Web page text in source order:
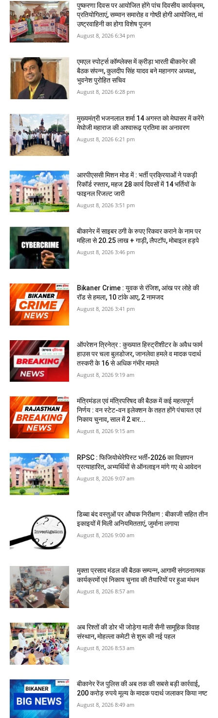
पुष्करणा दिवस पर आयोजित होंगे पांच दिवसीय कार्यक्रम,
प्रतियोगिताएं, सम्मान समारोह व गोष्ठी होगी आयोजित, मां
उष्‍ट्रवाहिनी का होगा विशेष पूजन
August 8, 2026 6:34 pm
एमएल स्पोर्ट्स कॉम्प्लेक्स में क्रीड़ा भारती बीकानेर की
बैठक संपन्न, कुलदीप सिंह यादव बने महानगर अध्यक्ष,
भुवनेश पुरोहित सचिव
August 8, 2026 6:28 pm
मुख्यमंत्री भजनलाल शर्मा 14 अगस्त को मेघासर में करेंगे
मेघोजी महाराज की अश्वारूढ़ प्रतिमा का अनावरण
August 8, 2026 6:21 pm
आरपीएससी मिशन मोड में : भर्ती प्रक्रियाओं ने पकड़ी
रिकॉर्ड रफ्तार, महज 28 कार्य दिवसों में 14 भर्तियों के
फाइनल रिजल्ट जारी
August 8, 2026 3:51 pm
बीकानेर में साइबर ठगी के रुपए रिकवर कराने के नाम पर
महिला से 20.25 लाख + गाड़ी, लैपटॉप, मोबाइल हड़पे
August 8, 2026 3:46 pm
Bikaner Crime : युवक से रंजिश, आंख पर लोहे की
रॉड से हमला, 10 टांके आए, 2 नामजद
August 8, 2026 3:41 pm
ऑपरेशन त्रिनेत्र : कुख्यात हिस्ट्रीशीटर के अवैध फार्म
हाउस पर चला बुलडोजर, जानलेवा हमले व मादक पदार्थ
तस्करी के 16 से अधिक गंभीर मामले
August 8, 2026 9:19 am
मंत्रिमंडल एवं मंत्रिपरिषद की बैठक में कई महत्वपूर्ण
निर्णय : वन स्टेट-वन इलेक्शन के तहत होंगे पंचायत एवं
निकाय चुनाव, साल में 2 बार...
August 8, 2026 9:15 am
RPSC : फिजियोथेरेपिस्ट भर्ती-2026 का विज्ञापन
प्रत्याहारित, अभ्‍यर्थियों से ऑनलाइन मांगे गए थे आवेदन
August 8, 2026 9:07 am
डिब्बा बंद वस्तुओं पर औचक निरीक्षण : बीकाजी सहित तीन
इकाइयों में मिली अनियमितताएं, जुर्माना लगाया
August 8, 2026 9:00 am
मुक्ता प्रसाद मंडल की बैठक सम्पन्न, आगामी संगठनात्मक
कार्यक्रमों एवं निकाय चुनाव की तैयारियों पर हुआ मंथन
August 8, 2026 8:57 am
अब रिश्तों की डोर भी जोड़ेगा माली सैनी सामूहिक विवाह
संस्थान, मोहल्ला कमेटी से शुरू की नई पहल
August 8, 2026 8:53 am
बीकानेर रेंज पुलिस की अब तक की सबसे बड़ी कार्रवाई,
200 करोड़ रुपये मूल्य के मादक पदार्थ जलाकर किया नष्‍ट
August 8, 2026 8:49 am